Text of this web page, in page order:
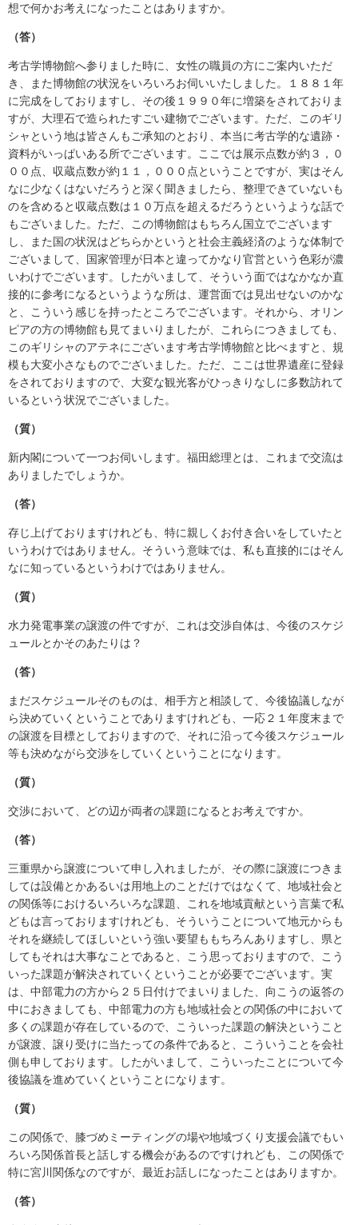
想で何かお考えになったことはありますか。
（答）
考古学博物館へ参りました時に、女性の職員の方にご案内いただ
き、また博物館の状況をいろいろお伺いいたしました。１８８１年
に完成をしておりますし、その後１９９０年に増築をされておりま
すが、大理石で造られたすごい建物でございます。ただ、このギリ
シャという地は皆さんもご承知のとおり、本当に考古学的な遺跡・
資料がいっぱいある所でございます。ここでは展示点数が約３，０
００点、収蔵点数が約１１，０００点ということですが、実はそん
なに少なくはないだろうと深く聞きましたら、整理できていないも
のを含めると収蔵点数は１０万点を超えるだろうというような話で
もございました。ただ、この博物館はもちろん国立でございます
し、また国の状況はどちらかというと社会主義経済のような体制で
ございまして、国家管理が日本と違ってかなり官営という色彩が濃
いわけでございます。したがいまして、そういう面ではなかなか直
接的に参考になるというような所は、運営面では見出せないのかな
と、こういう感じを持ったところでございます。それから、オリン
ピアの方の博物館も見てまいりましたが、これらにつきましても、
このギリシャのアテネにございます考古学博物館と比べますと、規
模も大変小さなものでございました。ただ、ここは世界遺産に登録
をされておりますので、大変な観光客がひっきりなしに多数訪れて
いるという状況でございました。
（質）
新内閣について一つお伺いします。福田総理とは、これまで交流は
ありましたでしょうか。
（答）
存じ上げておりますけれども、特に親しくお付き合いをしていたと
いうわけではありません。そういう意味では、私も直接的にはそん
なに知っているというわけではありません。
（質）
水力発電事業の譲渡の件ですが、これは交渉自体は、今後のスケジ
ュールとかそのあたりは？
（答）
まだスケジュールそのものは、相手方と相談して、今後協議しなが
ら決めていくということでありますけれども、一応２１年度末まで
の譲渡を目標としておりますので、それに沿って今後スケジュール
等も決めながら交渉をしていくということになります。
（質）
交渉において、どの辺が両者の課題になるとお考えですか。
（答）
三重県から譲渡について申し入れましたが、その際に譲渡につきま
しては設備とかあるいは用地上のことだけではなくて、地域社会と
の関係等におけるいろいろな課題、これを地域貢献という言葉で私
どもは言っておりますけれども、そういうことについて地元からも
それを継続してほしいという強い要望ももちろんありますし、県と
してもそれは大事なことであると、こう思っておりますので、こう
いった課題が解決されていくということが必要でございます。実
は、中部電力の方から２５日付けでまいりました、向こうの返答の
中におきましても、中部電力の方も地域社会との関係の中において
多くの課題が存在しているので、こういった課題の解決ということ
が譲渡、譲り受けに当たっての条件であると、こういうことを会社
側も申しております。したがいまして、こういったことについて今
後協議を進めていくということになります。
（質）
この関係で、膝づめミーティングの場や地域づくり支援会議でもい
ろいろ関係首長と話しする機会があるのですけれども、この関係で
特に宮川関係なのですが、最近お話しになったことはありますか。
（答）